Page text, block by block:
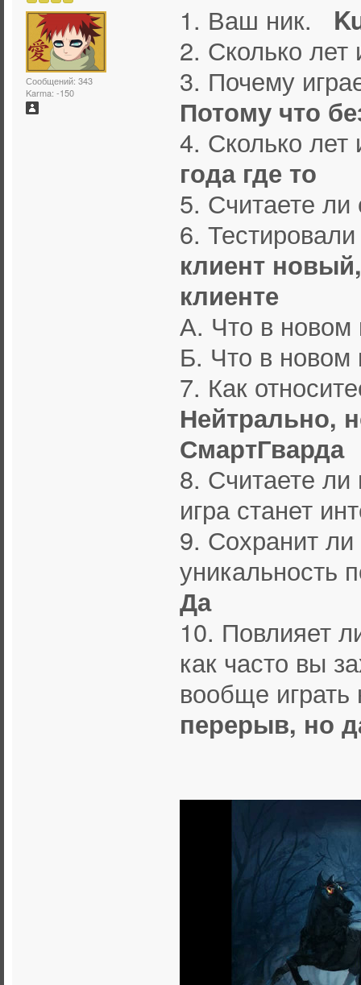
Сообщений: 343
Karma: -150
1. Ваш ник.
2. Сколько
3. Почему
Потому что
4. Сколько лет
года где то
5. Считаете
6.
клиент
клиенте
А. Что в новом
Б. Что в новом
7. Как
Нейтрально,
СмартГварда
8. Считаете
игра станет
9. Сохранит
уникальность
Да
10. Повлияет
как часто вы
вообще
перерыв, но